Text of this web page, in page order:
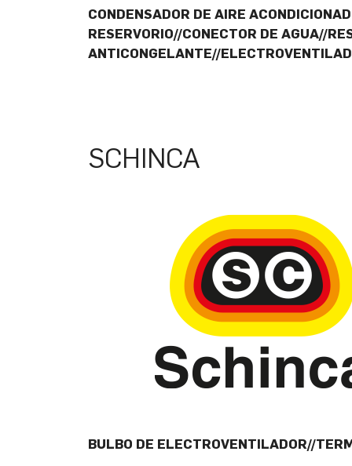
CONDENSADOR DE AIRE
RESERVORIO//CONECTOR DE AGUA//
ANTICONGELANTE//
SCHINCA
BULBO DE ELECTROVENTILADOR//